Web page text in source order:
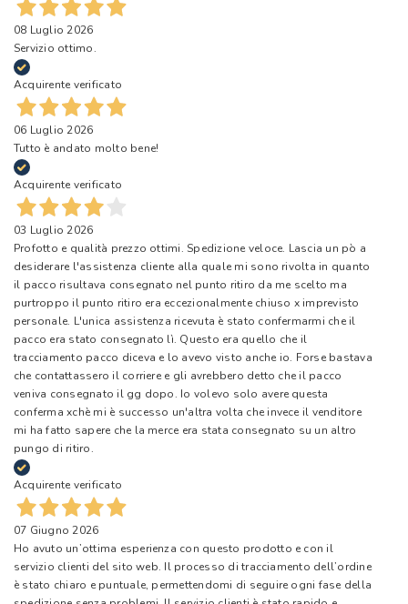
08 Luglio 2026
Servizio ottimo.
Acquirente verificato
06 Luglio 2026
Tutto è andato molto bene!
Acquirente verificato
03 Luglio 2026
Profotto e qualità prezzo ottimi. Spedizione veloce. Lascia un pò a
desiderare l'assistenza cliente alla quale mi sono rivolta in quanto
il pacco risultava consegnato nel punto ritiro da me scelto ma
purtroppo il punto ritiro era eccezionalmente chiuso x imprevisto
personale. L'unica assistenza ricevuta è stato confermarmi che il
pacco era stato consegnato lì. Questo era quello che il
tracciamento pacco diceva e lo avevo visto anche io. Forse bastava
che contattassero il corriere e gli avrebbero detto che il pacco
veniva consegnato il gg dopo. Io volevo solo avere questa
conferma xchè mi è successo un'altra volta che invece il venditore
mi ha fatto sapere che la merce era stata consegnato su un altro
pungo di ritiro.
Acquirente verificato
07 Giugno 2026
Ho avuto un’ottima esperienza con questo prodotto e con il
servizio clienti del sito web. Il processo di tracciamento dell’ordine
è stato chiaro e puntuale, permettendomi di seguire ogni fase della